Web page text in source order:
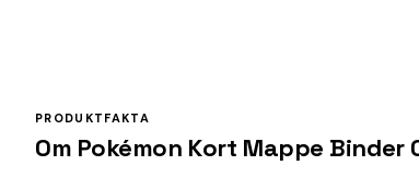
PRODUKTFAKTA
Om Pokémon Kort Mappe